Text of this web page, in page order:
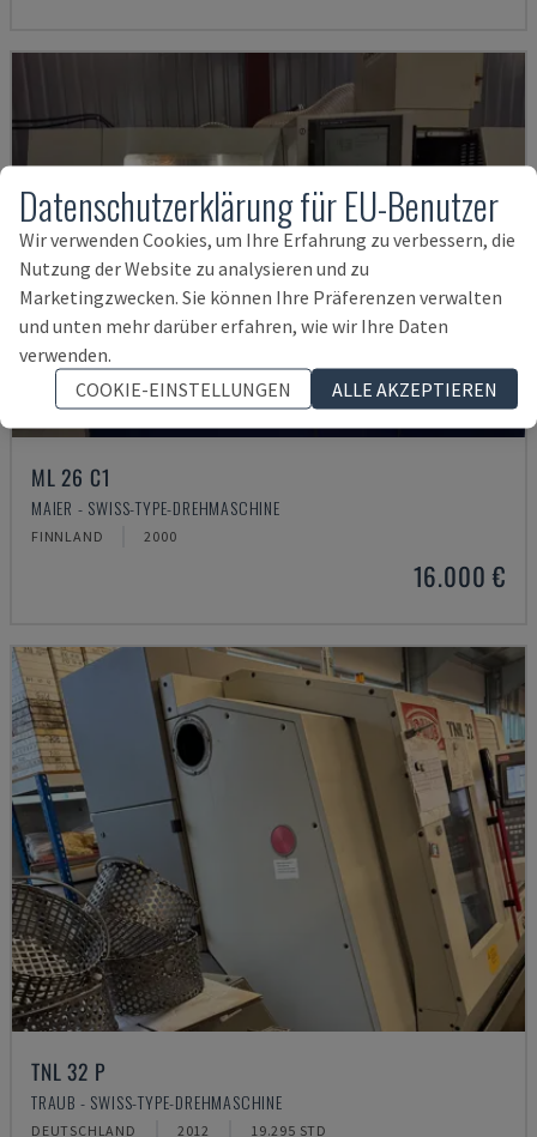
ML 26 C1
MAIER - SWISS-TYPE-DREHMASCHINE
FINNLAND 2000
16.000 €
TNL 32 P
TRAUB - SWISS-TYPE-DREHMASCHINE
DEUTSCHLAND 2012 19.295 STD
Datenschutzerklärung für EU-Benutzer
Wir verwenden Cookies, um Ihre Erfahrung zu verbessern, die
Nutzung der Website zu analysieren und zu
Marketingzwecken. Sie können Ihre Präferenzen verwalten
und unten mehr darüber erfahren, wie wir Ihre Daten
verwenden.
COOKIE-EINSTELLUNGEN
ALLE AKZEPTIEREN